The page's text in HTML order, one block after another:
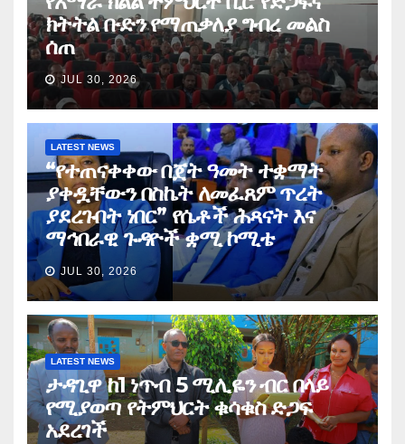
ክትትል ቡድን የማጠቃለያ ግብረ መልስ
ሰጠ
JUL 30, 2026
LATEST NEWS
“የተጠናቀቀው በጀት ዓመት ተቋማት
ያቀዷቸውን በስኬት ለመፈጸም ጥረት
ያደረጉበት ነበር” የሴቶች ሕጻናት እና
ማኅበራዊ ጉዳዮች ቋሚ ኮሚቴ
JUL 30, 2026
LATEST NEWS
ታዳጊዋ ከ1 ነጥብ 5 ሚሊዬን ብር በላይ
የሚያወጣ የትምህርት ቁሳቁስ ድጋፍ
አደረገች